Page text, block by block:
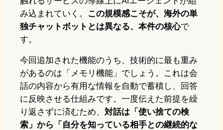
み込まれていく。 この規模感こそが、海外の単
独チャットボットとは異なる、本件の核心で
す。
今回追加された機能のうち、技術的に最も重み
があるのは「メモリ機能」でしょう。これは会
話の内容から有用な情報を自動で蓄積し、回答
に反映させる仕組みです。一度伝えた前提を繰
り返さずに済むため、 対話は「使い捨ての検
索」から「自分を知っている相手との継続的な